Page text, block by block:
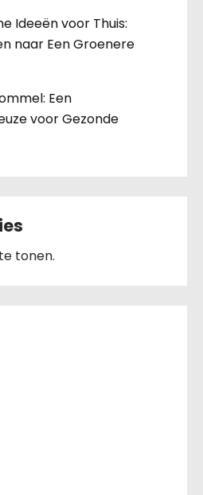
Ideeën voor Thuis:
naar Een Groenere
Een
voor Gezonde
tonen.